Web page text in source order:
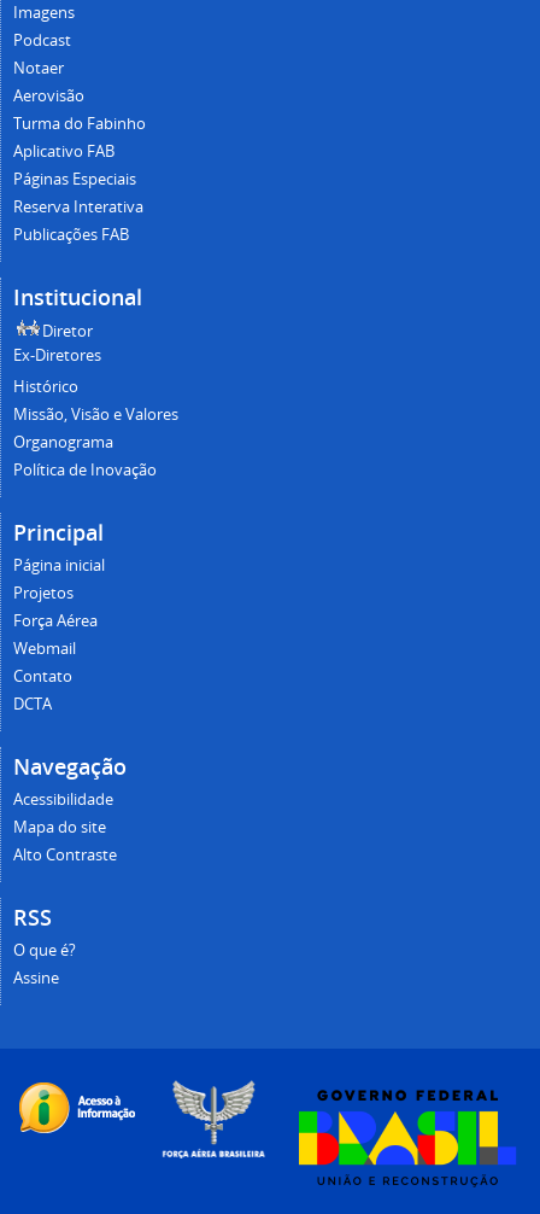
Imagens
Podcast
Notaer
Aerovisão
Turma do Fabinho
Aplicativo FAB
Páginas Especiais
Reserva Interativa
Publicações FAB
Institucional
Diretor
Ex-Diretores
Histórico
Missão, Visão e Valores
Organograma
Política de Inovação
Principal
Página inicial
Projetos
Força Aérea
Webmail
Contato
DCTA
Navegação
Acessibilidade
Mapa do site
Alto Contraste
RSS
O que é?
Assine